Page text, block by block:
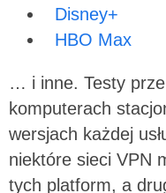
Disney+
HBO Max
… i inne. Testy
komputerach
wersjach każdej
niektóre sieci VPN
tych platform, a